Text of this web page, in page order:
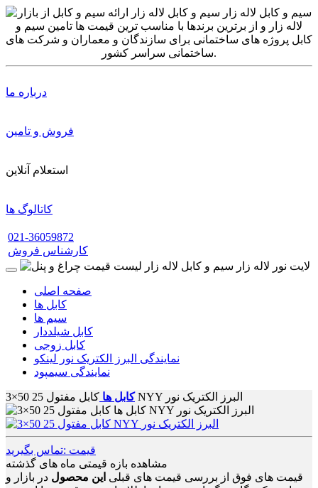
درباره ما
فروش و تامین
استعلام آنلاین
کاتالوگ ها
021-36059872
کارشناس فروش
صفحه اصلی
کابل ها
سیم ها
کابل شیلددار
کابل زوجی
نمایندگی البرز الکتریک نور لینکو
نمایندگی سیمپود
کابل ها کابل مفتول 25 50×3 NYY البرز الکتریک نور
قیمت :تماس بگیرید
مشاهده بازه قیمتی ماه های گذشته
قیمت های فوق از بررسی قیمت های قبلی این محصول در بازار و